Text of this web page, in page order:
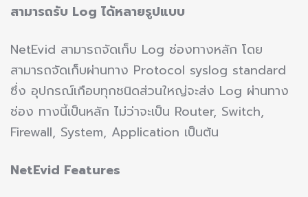
สามารถรับ Log ได้หลายรูปแบบ
NetEvid สามารถจัดเก็บ Log ช่องทางหลัก โดย
สามารถจัดเก็บผ่านทาง Protocol syslog standard
ซึ่ง อุปกรณ์เกือบทุกชนิดส่วนใหญ่จะส่ง Log ผ่านทาง
ช่อง ทางนี้เป็นหลัก ไม่ว่าจะเป็น Router, Switch,
Firewall, System, Application เป็นต้น
NetEvid Features